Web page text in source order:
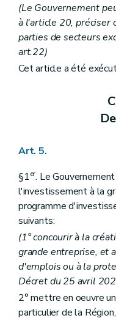
(Le Gouvernement
à l'article 20, préciser
parties de secteurs
art.22)
Cet article a été
Art. 5.
§1er. Le
l'investissement à la
programme
suivants:
(1° concourir à la
grande entreprise, et
d'emplois ou à la
Décret du 25 avril
2° mettre en oeuvre
particulier de la